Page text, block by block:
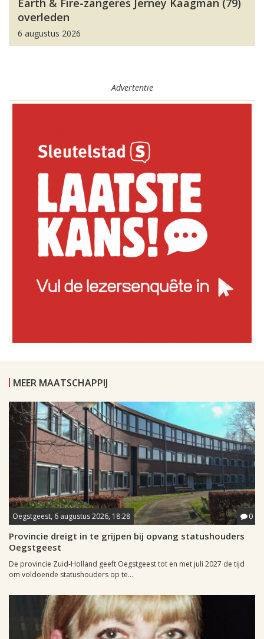
Earth & Fire-zangeres Jerney Kaagman (79)
overleden
6 augustus 2026
Advertentie
MEER MAATSCHAPPIJ
Oegstgeest, 6 augustus 2026, 18:28 0
Provincie dreigt in te grijpen bij opvang statushouders
Oegstgeest
De provincie Zuid-Holland geeft Oegstgeest tot en met juli 2027 de tijd
om voldoende statushouders op te...